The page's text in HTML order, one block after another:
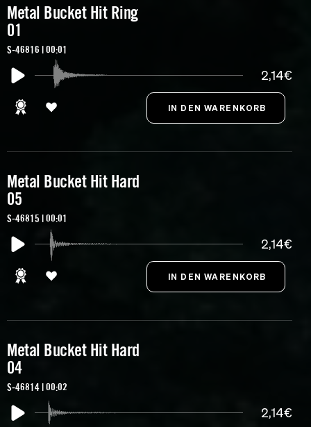
Metal Bucket Hit Ring
01
S-46816 | 00:01
2,14€
Metal Bucket Hit Hard
05
S-46815 | 00:01
2,14€
Metal Bucket Hit Hard
04
S-46814 | 00:02
2,14€